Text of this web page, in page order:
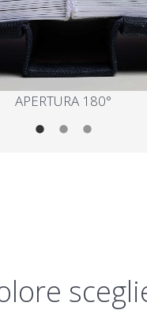
APERTURA 180°